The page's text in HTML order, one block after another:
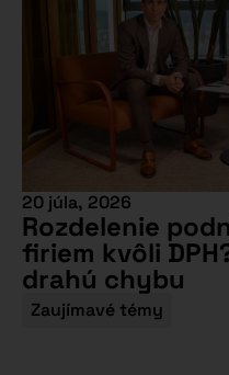
20 júla, 2026
Rozdelenie
firiem kvôli
drahú chybu
Zaujímavé témy